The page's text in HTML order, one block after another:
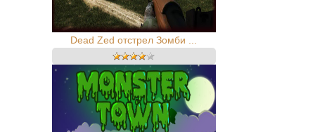
Dead Zed отстрел Зомби ...